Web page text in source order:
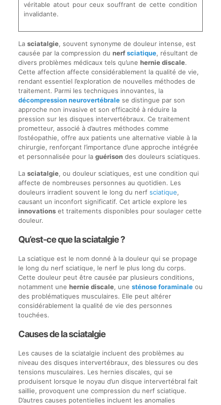
véritable atout pour ceux souffrant de cette condition
invalidante.
La sciatalgie, souvent synonyme de douleur intense, est
causée par la compression du nerfsciatique, résultant de
divers problèmes médicaux tels qu’une hernie discale.
Cette affection affecte considérablement la qualité de vie,
rendant essentiel l’exploration de nouvelles méthodes de
traitement. Parmi les techniques innovantes, la
décompression neurovertébralese distingue par son
approche non invasive et son efficacité à réduire la
pression sur les disques intervertébraux. Ce traitement
prometteur, associé à d’autres méthodes comme
l’ostéopathie, offre aux patients une alternative viable à la
chirurgie, renforçant l’importance d’une approche intégrée
et personnalisée pour la guérisondes douleurs sciatiques.
La sciatalgie, ou douleur sciatiques, est une condition qui
affecte de nombreuses personnes au quotidien. Les
douleurs irradient souvent le long du nerf sciatique,
causant un inconfort significatif. Cet article explore les
innovationset traitements disponibles pour soulager cette
douleur.
Qu’est-ce que la sciatalgie ?
La sciatique est le nom donné à la douleur qui se propage
le long du nerf sciatique, le nerf le plus long du corps.
Cette douleur peut être causée par plusieurs conditions,
notamment une hernie discale, une sténose foraminaleou
des problématiques musculaires. Elle peut altérer
considérablement la qualité de vie des personnes
touchées.
Causes de la sciatalgie
Les causes de la sciatalgie incluent des problèmes au
niveau des disques intervertébraux, des blessures ou des
tensions musculaires. Les hernies discales, qui se
produisent lorsque le noyau d’un disque intervertébral fait
saillie, provoquent une compression du nerf sciatique.
D’autres causes potentielles incluent les anomalies